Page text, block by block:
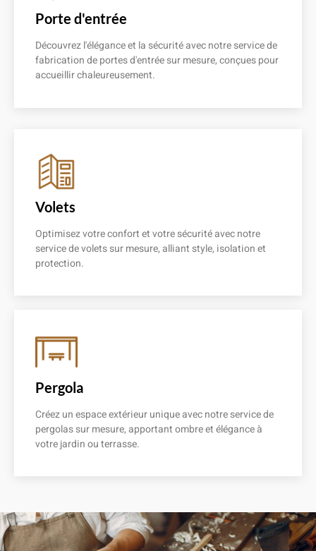
Porte d'entrée
Découvrez l'élégance et la sécurité avec notre service de
fabrication de portes d'entrée sur mesure, conçues pour
accueillir chaleureusement.
Volets
Optimisez votre confort et votre sécurité avec notre
service de volets sur mesure, alliant style, isolation et
protection.
Pergola
Créez un espace extérieur unique avec notre service de
pergolas sur mesure, apportant ombre et élégance à
votre jardin ou terrasse.